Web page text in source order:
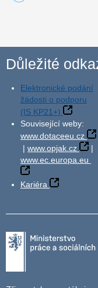
Důležité
Elektronické podání
žádosti o podporu
(IS KP21+)
Související weby:
www.dotaceeu.cz
| www.opjak.cz
|
www.ec.europa.eu
Kariéra